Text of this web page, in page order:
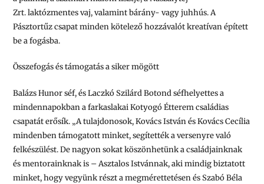
Zrt.laktózmentes vaj, valamintbárány- vagy juhhús. A
Pásztortűz csapat minden kötelező hozzávalót kreatívan épített
be a fogásba.
Összefogás és támogatás a siker mögött
Balázs Hunor séf, és Laczkó Szilárd Botond séfhelyettes a
mindennapokban a farkaslakai Kotyogó Étterem családias
csapatát erősík. „A tulajdonosok, Kovács István és Kovács Cecília
mindenben támogatott minket, segítették a versenyre való
felkészülést. De nagyon sokat köszönhetünk a családjainknak
és mentorainknak is – Asztalos Istvánnak, aki mindig biztatott
minket, hogy vegyünk részt a megmérettetésen és Szabó Béla